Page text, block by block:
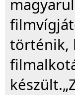
történik,